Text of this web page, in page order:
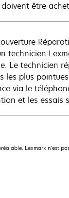
être
technicien
Le technicien
les plus
via le
et les essais
Lexmark n'est